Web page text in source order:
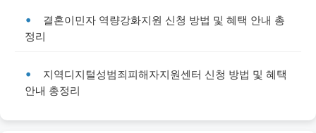
결혼이민자 역량강화지원 신청 방법 및 혜택 안내 총
정리
지역디지털성범죄피해자지원센터 신청 방법 및 혜택
안내 총정리